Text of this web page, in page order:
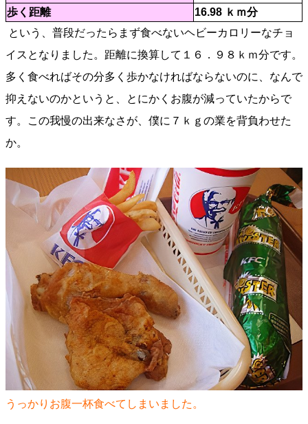
歩く距離
16.98 ｋｍ分
という、普段だったらまず食べないヘビーカロリーなチョ
イスとなりました。距離に換算して１６．９８ｋｍ分です。
多く食べればその分多く歩かなければならないのに、なんで
抑えないのかというと、とにかくお腹が減っていたからで
す。この我慢の出来なさが、僕に７ｋｇの業を背負わせた
か。
うっかりお腹一杯食べてしまいました。